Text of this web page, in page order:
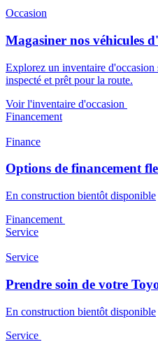
Occasion
Magasiner nos véhicules
Explorez un inventaire d'occasion
inspecté et prêt pour la route.
Voir l'inventaire d'occasion
Financement
Finance
Options de financement
En construction bientôt disponible
Financement
Service
Service
Prendre soin de votre
En construction bientôt disponible
Service